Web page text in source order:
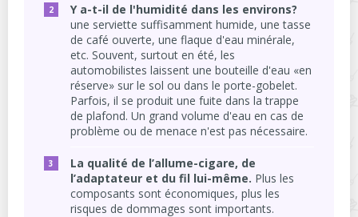
Y a-t-il de l'humidité dans les environs?
une serviette suffisamment humide, une tasse
de café ouverte, une flaque d'eau minérale,
etc. Souvent, surtout en été, les
automobilistes laissent une bouteille d'eau «en
réserve» sur le sol ou dans le porte-gobelet.
Parfois, il se produit une fuite dans la trappe
de plafond. Un grand volume d'eau en cas de
problème ou de menace n'est pas nécessaire.
La qualité de l’allume-cigare, de
l’adaptateur et du fil lui-même. Plus les
composants sont économiques, plus les
risques de dommages sont importants.